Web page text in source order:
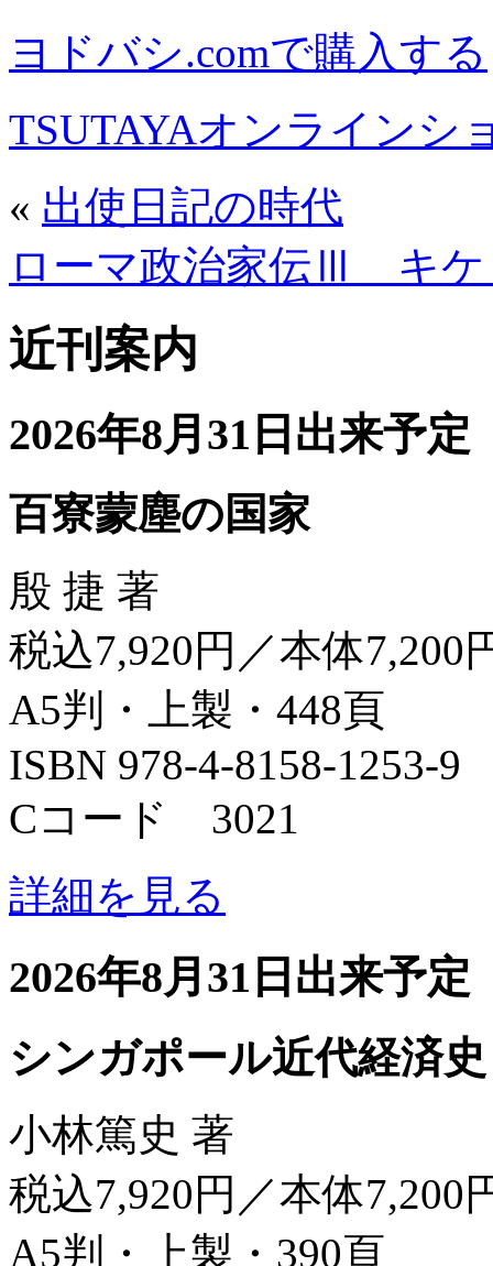
ヨドバシ.comで購入する
TSUTAYAオンラインシ
« 出使日記の時代
ローマ政治家伝Ⅲ キケ
近刊案内
2026年8月31日出来予定
百寮蒙塵の国家
殷 捷 著
税込7,920円／本体7,200
A5判・上製・448頁
ISBN 978-4-8158-1253-9
Cコード 3021
詳細を見る
2026年8月31日出来予定
シンガポール近代経済史
小林篤史 著
税込7,920円／本体7,200
A5判・上製・390頁